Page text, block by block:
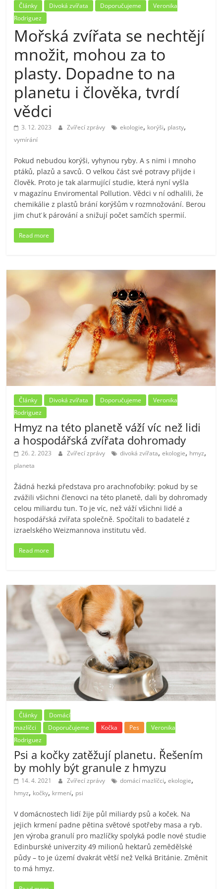
Články Divoká zvířata Doporučujeme
Veronika
Rodriguez
Mořská zvířata se nechtějí
množit, mohou za to
plasty. Dopadne to na
planetu i člověka, tvrdí
vědci
3. 12. 2023 Zvířecí zprávy ekologie, korýši, plasty,
vymírání
Pokud nebudou korýši, vyhynou ryby. A s nimi i mnoho
ptáků, plazů a savců. O velkou část své potravy přijde i
člověk. Proto je tak alarmující studie, která nyní vyšla
v magazínu Enviromental Pollution. Vědci v ní odhalili, že
chemikálie z plastů brání korýšům v rozmnožování. Berou
jim chuť k párování a snižují počet samčích spermií.
Read more
Články Divoká zvířata Doporučujeme
Veronika
Rodriguez
Hmyz na této planetě váží víc než lidi
a hospodářská zvířata dohromady
26. 2. 2023 Zvířecí zprávy divoká zvířata,ekologie, hmyz,
planeta
Žádná hezká představa pro arachnofobiky: pokud by se
zvážili všichni členovci na této planetě, dali by dohromady
celou miliardu tun. To je víc, než váží všichni lidé a
hospodářská zvířata společně. Spočítali to badatelé z
izraelského Weizmannova institutu věd.
Read more
Články
Domácí
mazlíčci
Doporučujeme Kočka Pes
Veronika
Rodriguez
Psi a kočky zatěžují planetu. Řešením
by mohly být granule z hmyzu
14. 4. 2021 Zvířecí zprávy domácí mazlíčci,ekologie,
hmyz, kočky, krmení, psi
V domácnostech lidí žije půl miliardy psů a koček. Na
jejich krmení padne pětina světové spotřeby masa a ryb.
Jen výroba granulí pro mazlíčky spolyká podle nové studie
Edinburské univerzity 49 milionů hektarů zemědělské
půdy – to je území dvakrát větší než Velká Británie. Změnit
to má hmyz.